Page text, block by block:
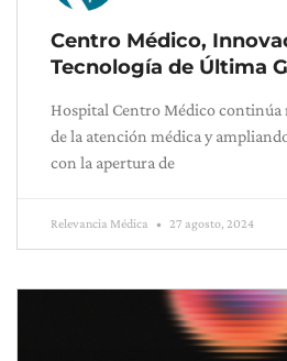
Centro Médico,
Tecnología de Última
Hospital Centro Médico continúa
de la atención médica y
con la apertura de
Relevancia Médica 27 agosto, 2024